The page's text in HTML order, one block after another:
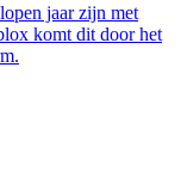
jaar zijn met
komt dit door het